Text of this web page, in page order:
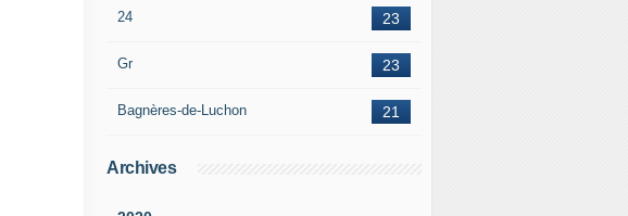
23
24
23
Gr
21
Bagnères-de-Luchon
Archives